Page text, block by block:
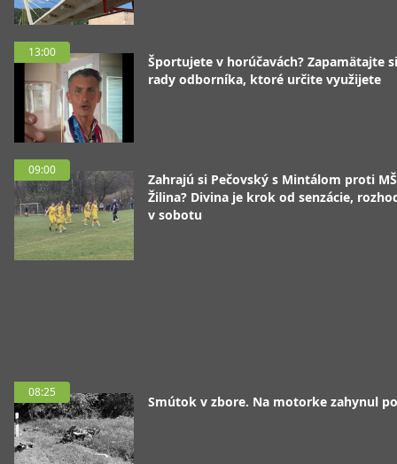
13:00
Športujete v horúčavách? Zapamätajte
rady odborníka, ktoré určite využijete
09:00
Zahrajú si Pečovský s Mintálom proti
Žilina? Divina je krok od senzácie,
v sobotu
08:25
Smútok v zbore. Na motorke zahynul